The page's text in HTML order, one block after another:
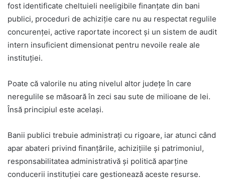
fost identificate cheltuieli neeligibile finanțate din bani
publici, proceduri de achiziție care nu au respectat regulile
concurenței, active raportate incorect și un sistem de audit
intern insuficient dimensionat pentru nevoile reale ale
instituției.
Poate că valorile nu ating nivelul altor județe în care
neregulile se măsoară în zeci sau sute de milioane de lei.
Însă principiul este același.
Banii publici trebuie administrați cu rigoare, iar atunci când
apar abateri privind finanțările, achizițiile și patrimoniul,
responsabilitatea administrativă și politică aparține
conducerii instituției care gestionează aceste resurse.